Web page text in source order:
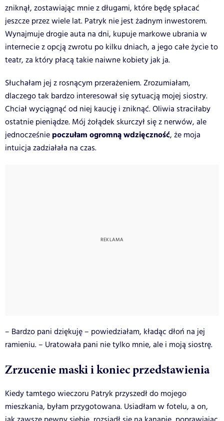
zniknął, zostawiając mnie z długami, które będę spłacać
jeszcze przez wiele lat. Patryk nie jest żadnym inwestorem.
Wynajmuje drogie auta na dni, kupuje markowe ubrania w
internecie z opcją zwrotu po kilku dniach, a jego całe życie to
teatr, za który płacą takie naiwne kobiety jak ja.
Słuchałam jej z rosnącym przerażeniem. Zrozumiałam,
dlaczego tak bardzo interesował się sytuacją mojej siostry.
Chciał wyciągnąć od niej kaucję i zniknąć. Oliwia straciłaby
ostatnie pieniądze. Mój żołądek skurczył się z nerwów, ale
jednocześnie poczułam ogromną wdzięczność, że moja
intuicja zadziałała na czas.
– Bardzo pani dziękuję – powiedziałam, kładąc dłoń na jej
ramieniu. – Uratowała pani nie tylko mnie, ale i moją siostrę.
Zrzucenie maski i koniec przedstawienia
Kiedy tamtego wieczoru Patryk przyszedł do mojego
mieszkania, byłam przygotowana. Usiadłam w fotelu, a on,